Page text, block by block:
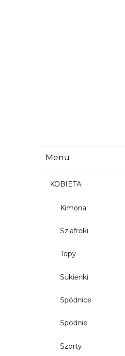
Menu
KOBIETA
Kimona
Szlafroki
Topy
Sukienki
Spódnice
Spodnie
Szorty